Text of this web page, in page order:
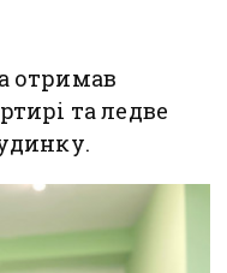
отримав
та ледве